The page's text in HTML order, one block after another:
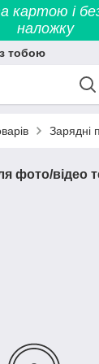
картою і
наложку
тобою
Зарядні
фото/відео